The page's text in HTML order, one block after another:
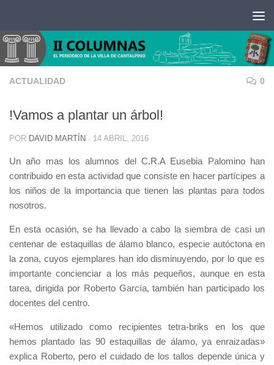
ACTUALIDAD 0
!Vamos a plantar un árbol!
POR DAVID MARTÍN · 14 ABRIL, 2016
Un año mas los alumnos del C.R.A Eusebia Palomino han
contribuido en esta actividad que consiste en hacer partícipes a
los niños de la importancia que tienen las plantas para todos
nosotros.
En esta ocasión, se ha llevado a cabo la siembra de casi un
centenar de estaquillas de álamo blanco, especie autóctona en
la zona, cuyos ejemplares han ido disminuyendo, por lo que es
importante concienciar a los más pequeños, aunque en esta
tarea, dirigida por Roberto García, también han participado los
docentes del centro.
«Hemos utilizado como recipientes tetra-briks en los que
hemos plantado las 90 estaquillas de álamo, ya enraizadas»
explica Roberto, pero el cuidado de los tallos depende única y